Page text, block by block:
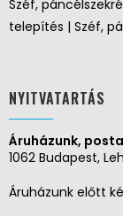
Széf,
telepítés | Széf,
NYITVATARTÁS
Áruházunk,
1062 Budapest,
Áruházunk előtt